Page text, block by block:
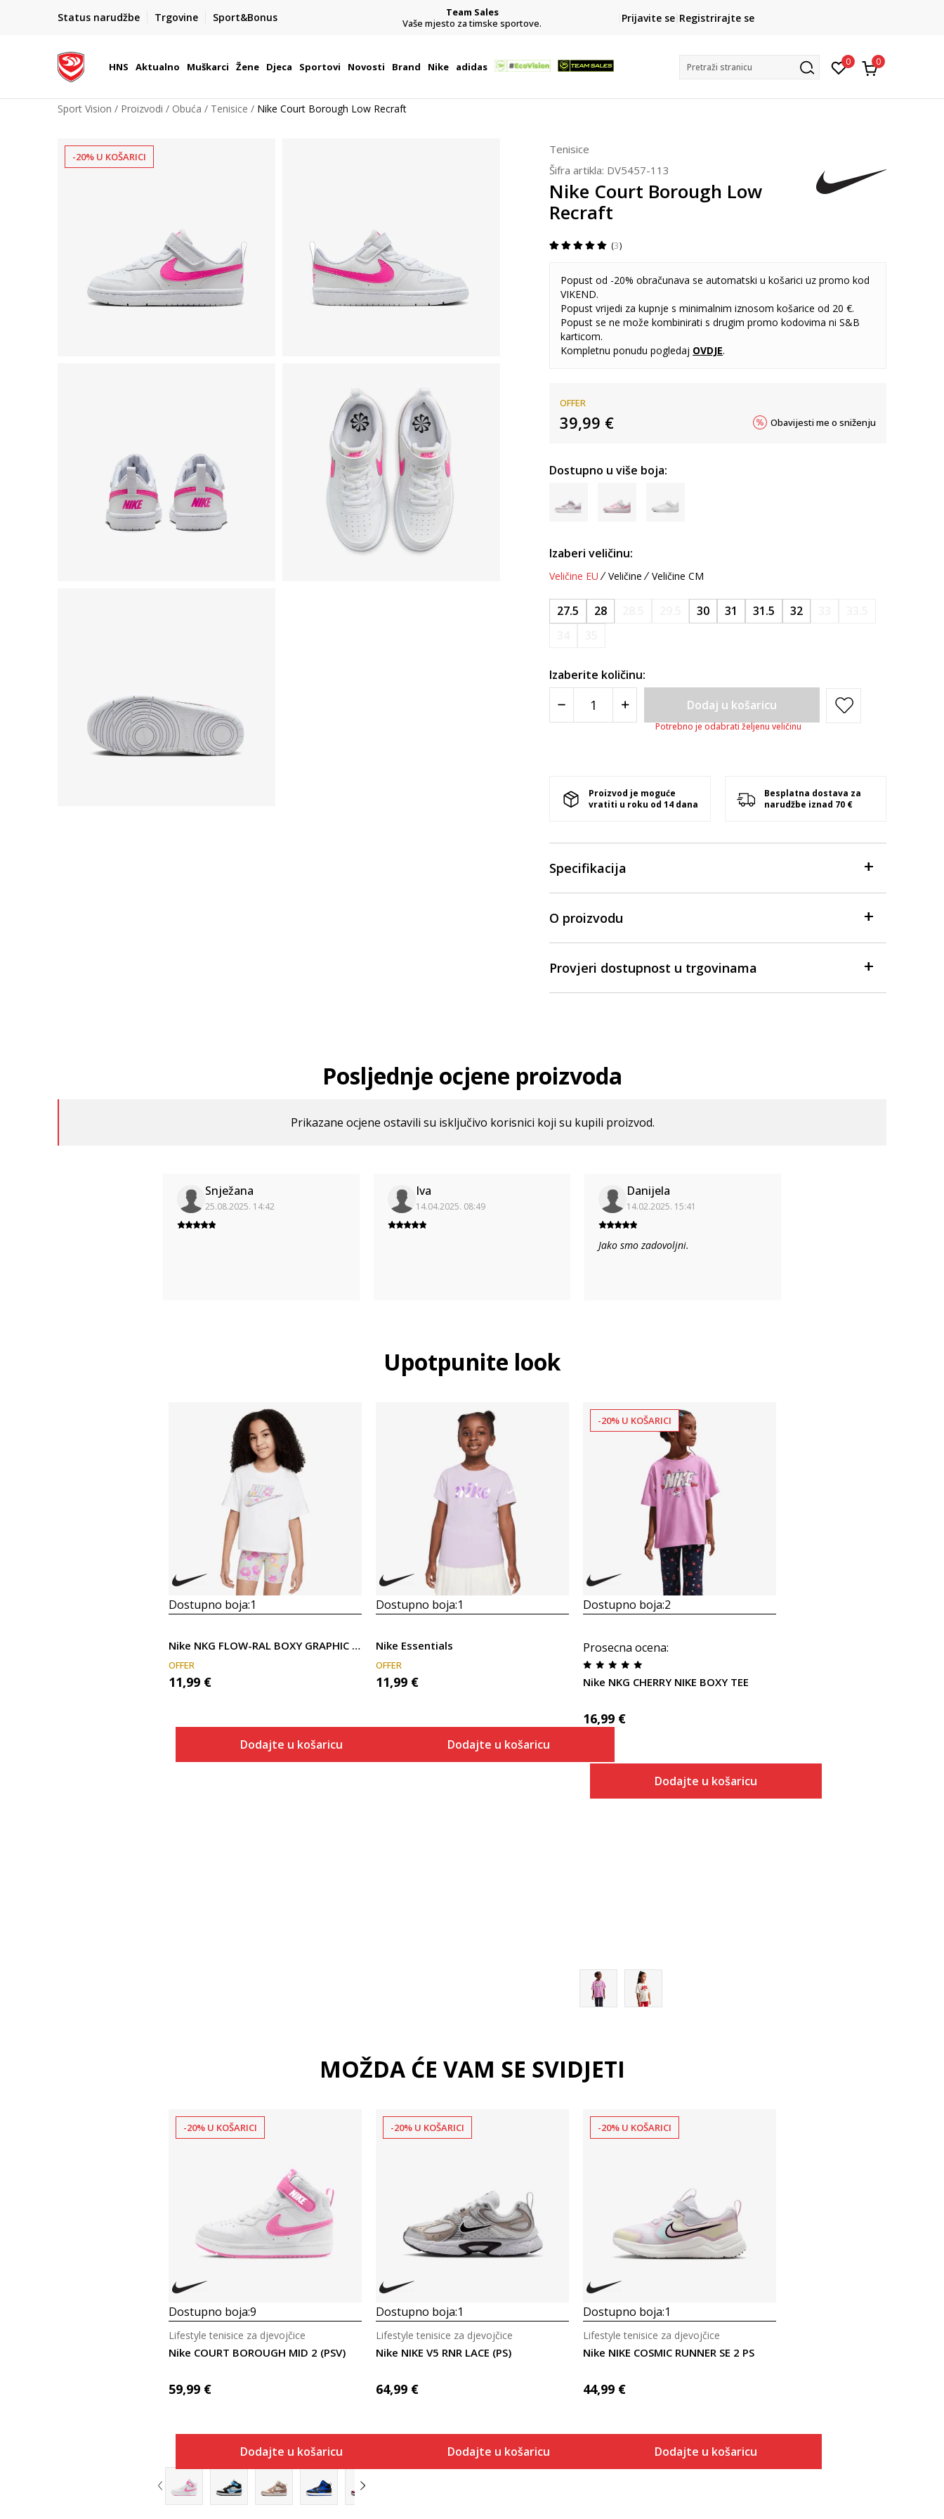
Status narudžbe Trgovine Sport&Bonus
BOX NOW
Dostava 1,50 €
| Više od 800 paketomata u Hrvatskoj
Team Sales
Vaše mjesto za timske sportove.
CLICK& COLLECT
besplatno preuzimanje u trgovini
Prijavite se Registrirajte se
HNS Aktualno Muškarci Žene Djeca Sportovi Novosti Brand Nike adidas Pretraži stranicu 0 0
Sport Vision Proizvodi Obuća Tenisice Nike Court Borough Low Recraft
-20% U KOŠARICI
Tenisice
Šifra artikla: DV5457-113
Nike Court Borough Low
Recraft
3
Popust od -20% obračunava se automatski u košarici uz promo kod
VIKEND.
Popust vrijedi za kupnje s minimalnim iznosom košarice od 20 €.
Popust se ne može kombinirati s drugim promo kodovima ni S&B
karticom.
Kompletnu ponudu pogledaj OVDJE.
OFFER
39,99 € Obavijesti me o sniženju
Dostupno u više boja:
Izaberi veličinu:
Veličine EU Veličine Veličine CM
27.5 28 30 31 31.5 32
Izaberite količinu:
Dodaj u košaricu
Potrebno je odabrati željenu veličinu
Proizvod je moguće
vratiti u roku od 14 dana
Besplatna dostava za
narudžbe iznad 70 €
Specifikacija
O proizvodu
Provjeri dostupnost u trgovinama
Posljednje ocjene proizvoda
Prikazane ocjene ostavili su isključivo korisnici koji su kupili proizvod.
Snježana
25.08.2025. 14:42
Iva
14.04.2025. 08:49
Danijela
14.02.2025. 15:41
Jako smo zadovoljni.
Upotpunite look
Dostupno boja:1
Nike NKG FLOW-RAL BOXY GRAPHIC TEE
OFFER
11,99 €
Dodajte u košaricu
Dostupno boja:1
Nike Essentials
OFFER
11,99 €
Dodajte u košaricu
-20% U KOŠARICI
Dostupno boja:2
Prosecna ocena:
Nike NKG CHERRY NIKE BOXY TEE
16,99 €
Dodajte u košaricu
MOŽDA ĆE VAM SE SVIDJETI
-20% U KOŠARICI
Dostupno boja:9
Nike COURT BOROUGH MID 2 (PSV)
Lifestyle tenisice za djevojčice
59,99 €
Dodajte u košaricu
-20% U KOŠARICI
Dostupno boja:1
Nike NIKE V5 RNR LACE (PS)
Lifestyle tenisice za djevojčice
64,99 €
Dodajte u košaricu
-20% U KOŠARICI
Dostupno boja:1
Nike NIKE COSMIC RUNNER SE 2 PS
Lifestyle tenisice za djevojčice
44,99 €
Dodajte u košaricu